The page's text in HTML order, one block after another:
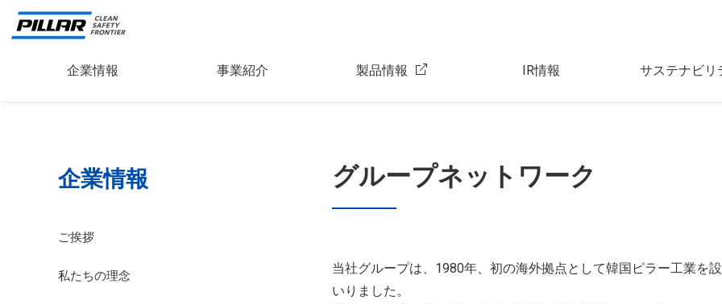
企業情報 事業紹介 製品情報 IR情報 サステナビリ
グループネットワーク
当社グループは、1980年、初の海外拠点として韓国ピラー工業を
いりました。
企業情報
ご挨拶
私たちの理念